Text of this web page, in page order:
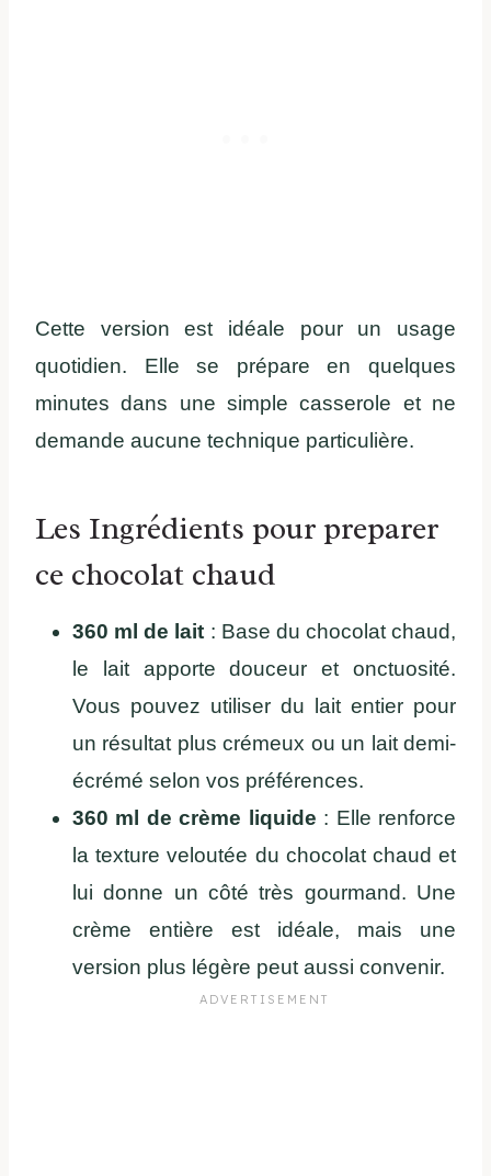
Cette version est idéale pour un usage
quotidien. Elle se prépare en quelques
minutes dans une simple casserole et ne
demande aucune technique particulière.
Les Ingrédients pour preparer
ce chocolat chaud
360 ml de lait : Base du chocolat chaud,
le lait apporte douceur et onctuosité.
Vous pouvez utiliser du lait entier pour
un résultat plus crémeux ou un lait demi-
écrémé selon vos préférences.
360 ml de crème liquide : Elle renforce
la texture veloutée du chocolat chaud et
lui donne un côté très gourmand. Une
crème entière est idéale, mais une
version plus légère peut aussi convenir.